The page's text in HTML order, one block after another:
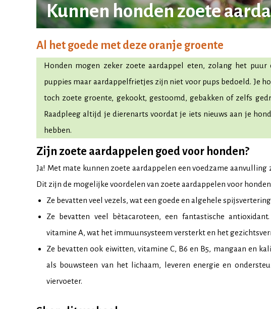
Kunnen honden zoete
Al het goede met deze oranje groente
Honden mogen zeker zoete aardappel eten, zolang het puur
puppies maar aardappelfrietjes zijn niet voor pups bedoeld. Je
toch zoete groente, gekookt, gestoomd, gebakken of zelfs
Raadpleeg altijd je dierenarts voordat je iets nieuws aan je
hebben.
Zijn zoete aardappelen goed voor honden?
Ja! Met mate kunnen zoete aardappelen een voedzame
Dit zijn de mogelijke voordelen van zoete aardappelen voor
Ze bevatten veel vezels, wat een goede en algehele
Ze bevatten veel bètacaroteen, een fantastische
vitamine A, wat het immuunsysteem versterkt en het
Ze bevatten ook eiwitten, vitamine C, B6 en B5, mangaan en
als bouwsteen van het lichaam, leveren energie en
viervoeter.